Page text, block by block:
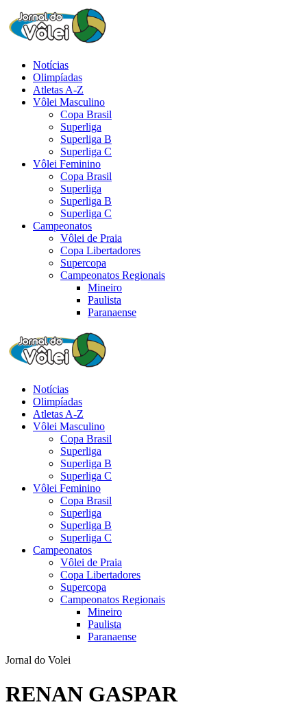
Notícias
Olimpíadas
Atletas A-Z
Vôlei Masculino
Copa Brasil
Superliga
Superliga B
Superliga C
Vôlei Feminino
Copa Brasil
Superliga
Superliga B
Superliga C
Campeonatos
Vôlei de Praia
Copa Libertadores
Supercopa
Campeonatos Regionais
Mineiro
Paulista
Paranaense
Notícias
Olimpíadas
Atletas A-Z
Vôlei Masculino
Copa Brasil
Superliga
Superliga B
Superliga C
Vôlei Feminino
Copa Brasil
Superliga
Superliga B
Superliga C
Campeonatos
Vôlei de Praia
Copa Libertadores
Supercopa
Campeonatos Regionais
Mineiro
Paulista
Paranaense
Jornal do Volei
RENAN GASPAR